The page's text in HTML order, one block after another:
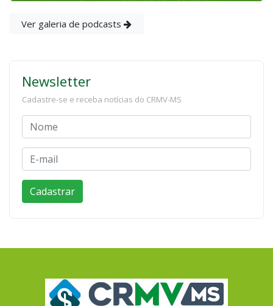
Ver galeria de podcasts
Newsletter
Cadastre-se e receba notícias do CRMV-MS